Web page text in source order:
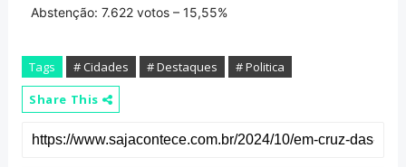
Abstenção: 7.622 votos – 15,55%
Tags # Cidades # Destaques
# Politica
Share This